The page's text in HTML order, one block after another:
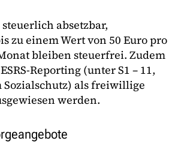
absetzbar,
zu einem Wert von 50 Euro pro
bleiben steuerfrei. Zudem
Reporting (unter S1 – 11,
Sozialschutz) als freiwillige
werden.